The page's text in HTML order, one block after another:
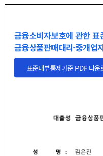
금융소비자보호에 관한
금융상품판매대리·중개업
표준내부통제기준 PDF 다운